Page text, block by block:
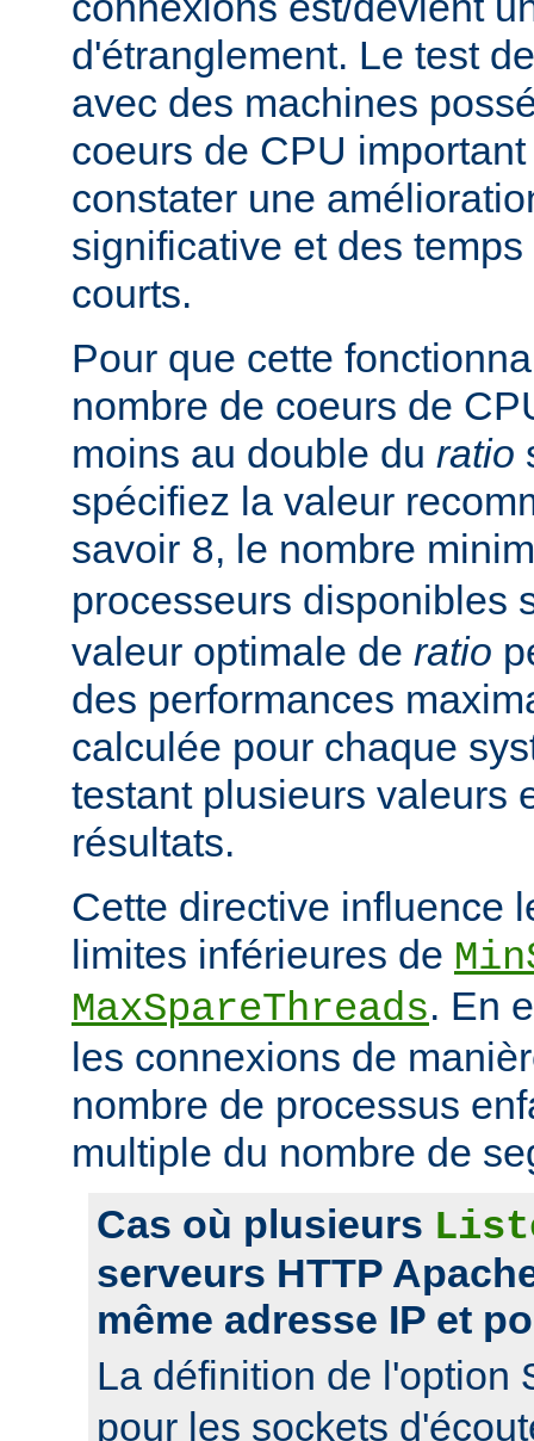
d'étranglement. Le test
avec des machines
coeurs de CPU
constater une
significative et des
courts.
Pour que cette
nombre de coeurs de
moins au double du ratio
spécifiez la valeur
savoir 8, le nombre
processeurs disponibles
valeur optimale de ratio
des performances
calculée pour chaque
testant plusieurs valeurs
résultats.
Cette directive influence
limites inférieures de
MaxSpareThreads. En
les connexions de
nombre de processus
multiple du nombre de
Cas où plusieurs
serveurs HTTP
même adresse IP et
La définition de l'option
pour les sockets